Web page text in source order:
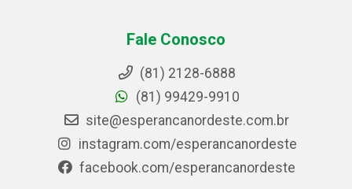
Fale Conosco
(81) 2128-6888
(81) 99429-9910
site@esperancanordeste.com.br
instagram.com/esperancanordeste
facebook.com/esperancanordeste